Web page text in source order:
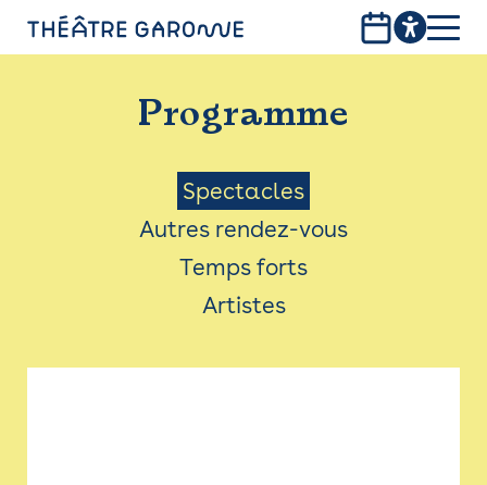
PROGRAMME
INFOS PRATIQUES
AVEC LES PUBLICS
ACCESSIBILITÉ
LES PRODUCTIONS
Programme
Menu
Saison
Spectacles
Autres rendez-vous
Temps forts
Artistes